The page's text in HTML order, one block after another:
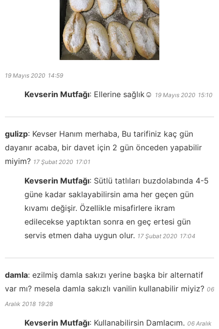
19 Mayıs 2020 14:59
Kevserin Mutfağı: Ellerine sağlık☺️ 19 Mayıs 2020 15:10
gulizp: Kevser Hanım merhaba, Bu tarifiniz kaç gün
dayanır acaba, bir davet için 2 gün önceden yapabilir
miyim? 17 Şubat 2020 17:01
Kevserin Mutfağı: Sütlü tatlıları buzdolabında 4-5
güne kadar saklayabilirsin ama her geçen gün
kıvamı değişir. Özellikle misafirlere ikram
edilecekse yaptıktan sonra en geç ertesi gün
servis etmen daha uygun olur. 17 Şubat 2020 17:04
damla: ezilmiş damla sakızı yerine başka bir alternatif
var mı? mesela damla sakızlı vanilin kullanabilir miyiz? 06
Aralık 2018 19:28
Kevserin Mutfağı: Kullanabilirsin Damlacım. 06 Aralık